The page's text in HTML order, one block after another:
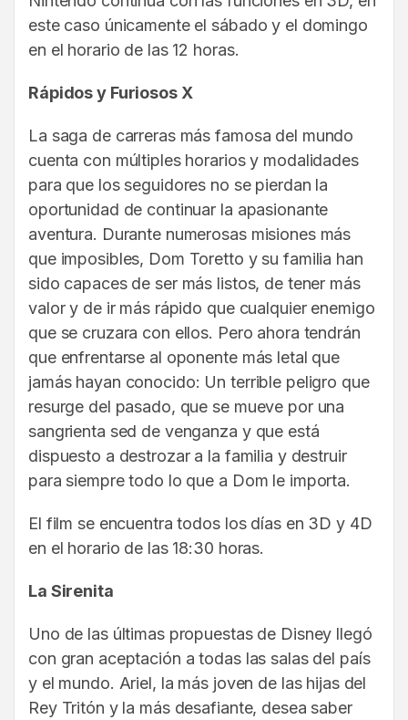
este caso únicamente el sábado y el domingo
en el horario de las 12 horas.
Rápidos y Furiosos X
La saga de carreras más famosa del mundo
cuenta con múltiples horarios y modalidades
para que los seguidores no se pierdan la
oportunidad de continuar la apasionante
aventura. Durante numerosas misiones más
que imposibles, Dom Toretto y su familia han
sido capaces de ser más listos, de tener más
valor y de ir más rápido que cualquier enemigo
que se cruzara con ellos. Pero ahora tendrán
que enfrentarse al oponente más letal que
jamás hayan conocido: Un terrible peligro que
resurge del pasado, que se mueve por una
sangrienta sed de venganza y que está
dispuesto a destrozar a la familia y destruir
para siempre todo lo que a Dom le importa.
El film se encuentra todos los días en 3D y 4D
en el horario de las 18:30 horas.
La Sirenita
Uno de las últimas propuestas de Disney llegó
con gran aceptación a todas las salas del país
y el mundo. Ariel, la más joven de las hijas del
Rey Tritón y la más desafiante, desea saber